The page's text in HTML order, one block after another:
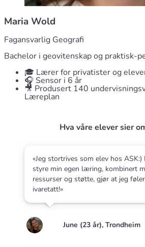
Maria Wold
Fagansvarlig Geografi
Bachelor i geovitenskap og praktisk-
🎓 Lærer for privatister og
🎧 Sensor i 6 år
🎥 Produsert 140
Læreplan
Hva våre elever sier
«Jeg stortrives som elev hos
styre min egen læring, kombinert
ressurser og støtte, gjør at jeg
ivaretatt!»
June (23 år), Trondheim